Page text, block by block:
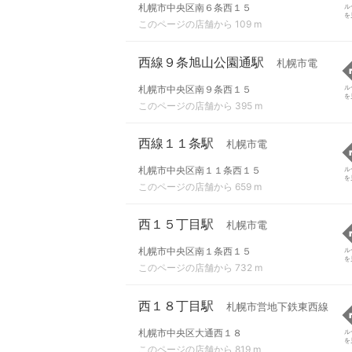
札幌市中央区南６条西１５
このページの店舗から 109 m
ル
を
西線９条旭山公園通駅 札幌市電
札幌市中央区南９条西１５
このページの店舗から 395 m
ル
を
西線１１条駅 札幌市電
札幌市中央区南１１条西１５
このページの店舗から 659 m
ル
を
西１５丁目駅 札幌市電
札幌市中央区南１条西１５
このページの店舗から 732 m
ル
を
西１８丁目駅 札幌市営地下鉄東西線
札幌市中央区大通西１８
このページの店舗から 819 m
ル
を